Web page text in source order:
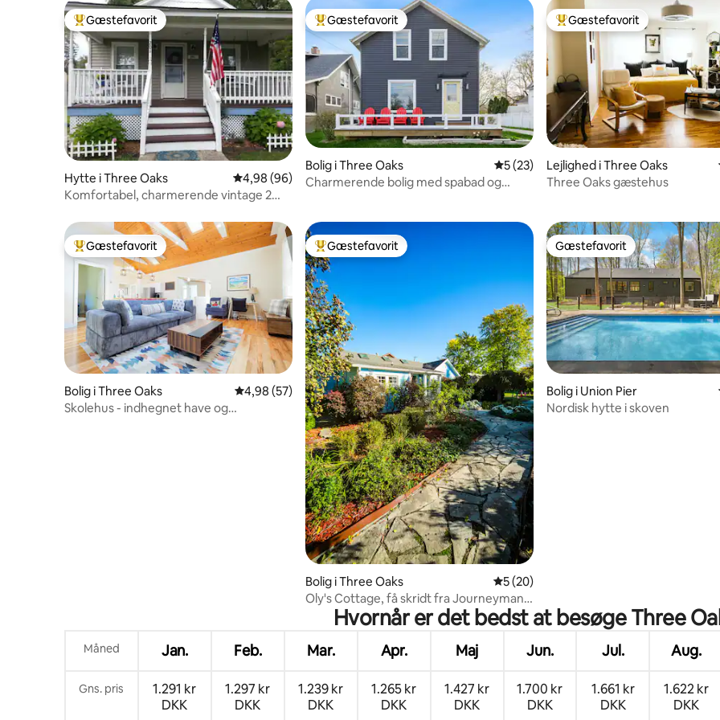
Bedste gæstefavorit
Gæstefavorit
Hytte i Three Oaks 4,98 ud af 5 i gennemsnitlig bedømmelse, 96 omtaler
4,98 (96)
Komfortabel, charmerende vintage 2
Bedste gæstefavorit
Gæstefavorit
Bolig i Three Oaks 5 ud af 5 i gennemsnitlig bedømmelse,
5 (23)
Charmerende bolig med spabad og
Bedste gæstefavorit
Gæstefavorit
Lejlighed i Three Oaks
Three Oaks gæstehus
Bedste gæstefavorit
Gæstefavorit
Bolig i Three Oaks 4,98 ud af 5 i gennemsnitlig bedømmelse, 57 omtaler
4,98 (57)
Skolehus - indhegnet have og
Bedste gæstefavorit
Gæstefavorit
Bolig i Three Oaks 5 ud af 5 i gennemsnitlig bedømmelse,
5 (20)
Oly's Cottage, få skridt fra Journeyman
og Acorn!
Gæstefavorit
Gæstefavorit
Bolig i Union Pier
Nordisk hytte i skoven
Hvornår er det bedst at besøge Three
Måned Jan. Feb. Mar. Apr. Maj Jun. Jul. Aug.
Gns. pris
1.291 kr
DKK
1.297 kr
DKK
1.239 kr
DKK
1.265 kr
DKK
1.427 kr
DKK
1.700 kr
DKK
1.661 kr
DKK
1.622 kr
DKK